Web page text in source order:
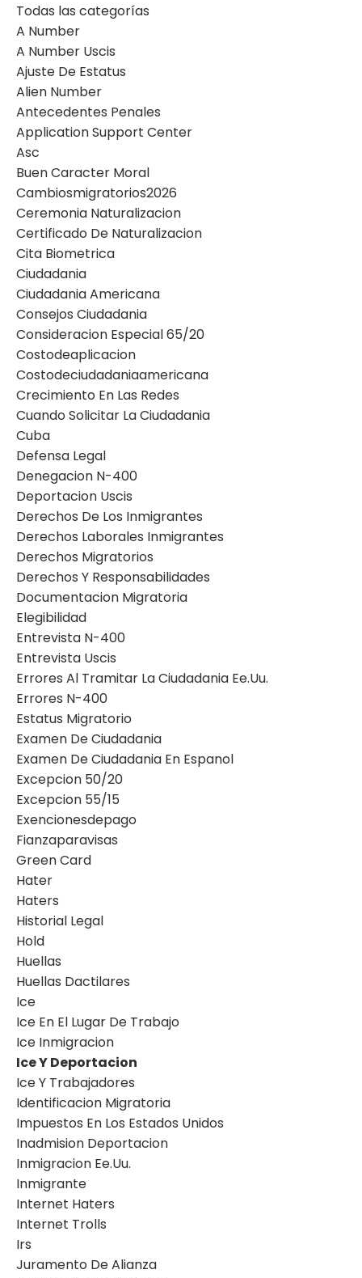
Todas las categorías
A Number
A Number Uscis
Ajuste De Estatus
Alien Number
Antecedentes Penales
Application Support Center
Asc
Buen Caracter Moral
Cambiosmigratorios2026
Ceremonia Naturalizacion
Certificado De Naturalizacion
Cita Biometrica
Ciudadania
Ciudadania Americana
Consejos Ciudadania
Consideracion Especial 65/20
Costodeaplicacion
Costodeciudadaniaamericana
Crecimiento En Las Redes
Cuando Solicitar La Ciudadania
Cuba
Defensa Legal
Denegacion N-400
Deportacion Uscis
Derechos De Los Inmigrantes
Derechos Laborales Inmigrantes
Derechos Migratorios
Derechos Y Responsabilidades
Documentacion Migratoria
Elegibilidad
Entrevista N-400
Entrevista Uscis
Errores Al Tramitar La Ciudadania Ee.uu.
Errores N-400
Estatus Migratorio
Examen De Ciudadania
Examen De Ciudadania En Espanol
Excepcion 50/20
Excepcion 55/15
Exencionesdepago
Fianzaparavisas
Green Card
Hater
Haters
Historial Legal
Hold
Huellas
Huellas Dactilares
Ice
Ice En El Lugar De Trabajo
Ice Inmigracion
Ice Y Deportacion
Ice Y Trabajadores
Identificacion Migratoria
Impuestos En Los Estados Unidos
Inadmision Deportacion
Inmigracion Ee.uu.
Inmigrante
Internet Haters
Internet Trolls
Irs
Juramento De Alianza